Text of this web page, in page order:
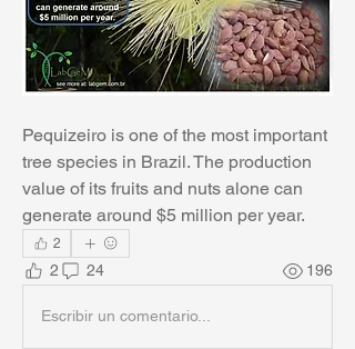
Pequizeiro is one of the most important
tree species in Brazil. The production
value of its fruits and nuts alone can
generate around $5 million per year.
2
2 24 196
Escribir un comentario...